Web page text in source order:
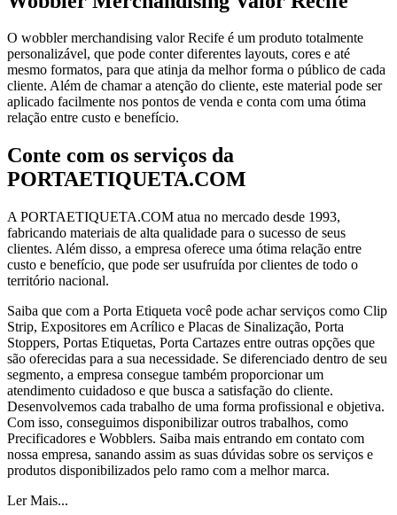
O wobbler merchandising valor Recife é um produto totalmente
personalizável, que pode conter diferentes layouts, cores e até
mesmo formatos, para que atinja da melhor forma o público de cada
cliente. Além de chamar a atenção do cliente, este material pode ser
aplicado facilmente nos pontos de venda e conta com uma ótima
relação entre custo e benefício.
Conte com os serviços da
PORTAETIQUETA.COM
A PORTAETIQUETA.COM atua no mercado desde 1993,
fabricando materiais de alta qualidade para o sucesso de seus
clientes. Além disso, a empresa oferece uma ótima relação entre
custo e benefício, que pode ser usufruída por clientes de todo o
território nacional.
Saiba que com a Porta Etiqueta você pode achar serviços como Clip
Strip, Expositores em Acrílico e Placas de Sinalização, Porta
Stoppers, Portas Etiquetas, Porta Cartazes entre outras opções que
são oferecidas para a sua necessidade. Se diferenciado dentro de seu
segmento, a empresa consegue também proporcionar um
atendimento cuidadoso e que busca a satisfação do cliente.
Desenvolvemos cada trabalho de uma forma profissional e objetiva.
Com isso, conseguimos disponibilizar outros trabalhos, como
Precificadores e Wobblers. Saiba mais entrando em contato com
nossa empresa, sanando assim as suas dúvidas sobre os serviços e
produtos disponibilizados pelo ramo com a melhor marca.
Ler Mais...